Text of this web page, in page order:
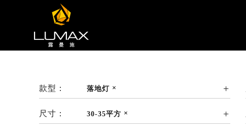
款型： 落地灯
尺寸： 30-35平方